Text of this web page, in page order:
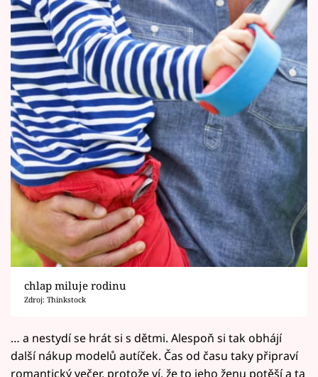
chlap miluje rodinu
Zdroj: Thinkstock
… a nestydí se hrát si s dětmi. Alespoň si tak obhájí
další nákup modelů autíček. Čas od času taky připraví
romantický večer, protože ví, že to jeho ženu potěší a ta